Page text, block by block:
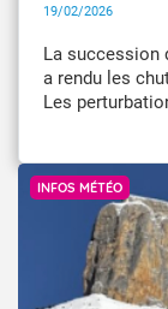
19/02/2026
La succession
a rendu les
Les
redoux
d'avalanches
5) sur la
prudent avant
INFOS MÉTÉO
Météo-France /